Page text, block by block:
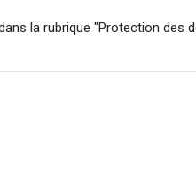
la rubrique "Protection des